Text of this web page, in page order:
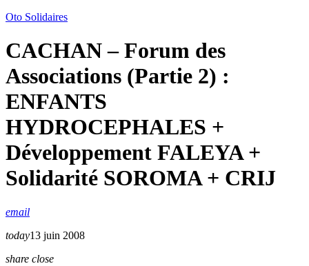
Oto Solidaires
CACHAN – Forum des
Associations (Partie 2) :
ENFANTS
HYDROCEPHALES +
Développement FALEYA +
Solidarité SOROMA + CRIJ
email
today13 juin 2008
share close